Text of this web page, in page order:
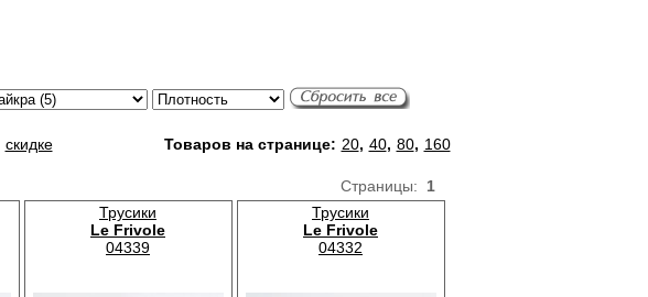
скидке Товаров на странице: 20, 40, 80, 160
Страницы: 1
Трусики
Le Frivole
04339
Трусики
Le Frivole
04332